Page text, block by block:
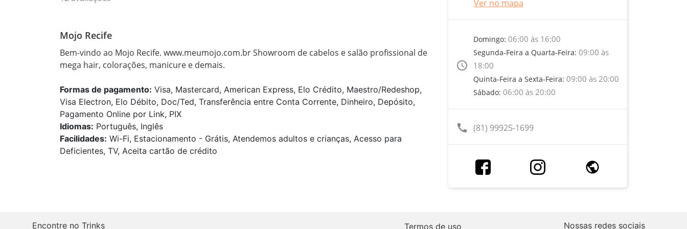
Mojo Recife
Bem-vindo ao Mojo Recife. www.meumojo.com.br Showroom de cabelos e salão profissional de
mega hair, colorações, manicure e demais.
Formas de pagamento: Visa, Mastercard, American Express, Elo Crédito, Maestro/Redeshop,
Visa Electron, Elo Débito, Doc/Ted, Transferência entre Conta Corrente, Dinheiro, Depósito,
Pagamento Online por Link, PIX
Idiomas: Português, Inglês
Facilidades: Wi-Fi, Estacionamento - Grátis, Atendemos adultos e crianças, Acesso para
Deficientes, TV, Aceita cartão de crédito
Ver no mapa
access_time
Domingo: 06:00 às 16:00
Segunda-Feira a Quarta-Feira: 09:00 às
18:00
Quinta-Feira a Sexta-Feira: 09:00 às 20:00
Sábado: 06:00 às 20:00
call (81) 99925-1699
Encontre no Trinks Termos de uso Nossas redes sociais